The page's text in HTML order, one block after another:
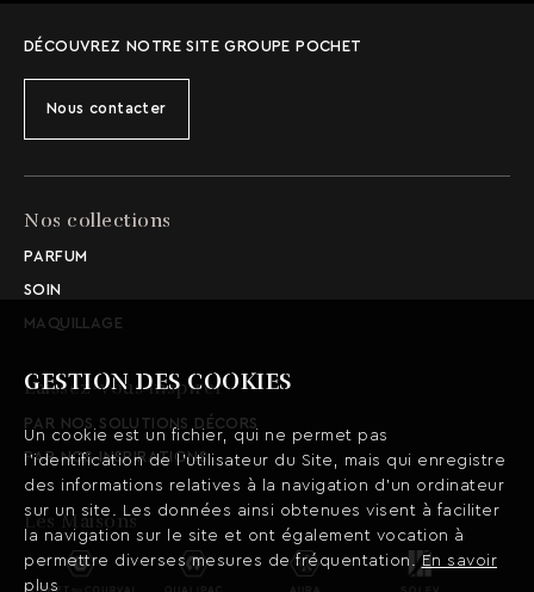
GESTION DES COOKIES
Un cookie est un fichier, qui ne permet pas
l’identification de l’utilisateur du Site, mais qui enregistre
des informations relatives à la navigation d’un ordinateur
sur un site. Les données ainsi obtenues visent à faciliter
la navigation sur le site et ont également vocation à
permettre diverses mesures de fréquentation.En savoir
plus
DÉCOUVREZ NOTRE SITE GROUPE POCHET
Nous contacter
Nos collections
PARFUM
SOIN
MAQUILLAGE
Laissez-vous inspirer
PAR NOS SOLUTIONS DÉCORS
PAR NOS INSPIRATIONS
Les Maisons